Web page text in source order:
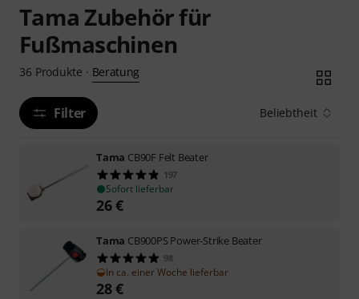
Tama Zubehör für
Fußmaschinen
36 Produkte · Beratung
Filter Beliebtheit
Tama CB90F Felt Beater
197
Sofort lieferbar
26€
Tama CB900PS Power-Strike Beater
98
In ca. einer Woche lieferbar
28€